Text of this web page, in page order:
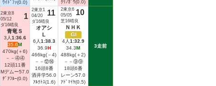
ﾜｲﾄﾞﾌｧ(0.0)
ｸﾘﾉｶﾞｳ(0.0)
2東京8
05/12
ダ16晴良
1
青竜Ｓ
3人1:36.6
35.6M
470kg(＋6)
－－④④
12頭11番
Mデムー57.0
ﾃﾞｱﾌﾙｰ(0.0)
2東京1
04/20
ダ16晴良
11
オアシ
L
6人1:38.3
36.9H
466kg(－4)
－－⑫⑭
16頭8番
酒井学56.0
ｱﾙｸﾄｽ(1.6)
2東京6
05/05
芝16晴良
10
ＮＨＫ
Ⅰ
4人1:32.9
34.3M
488kg(＋2)
－－⑨⑨
18頭6番
レーン57.0
ｱﾄﾞﾏｲﾔ(0.5)
3走前